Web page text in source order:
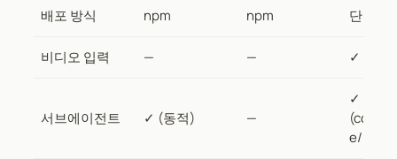
배포 방식 npm npm 단일 바
비디오 입력 — — ✓
서브에이전트 ✓ (동적) —
✓
e/plan)